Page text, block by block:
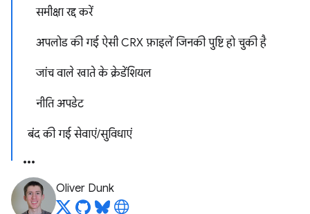
समीक्षा रद्द करें
अपलोड की गई ऐसी CRX फ़ाइलें जिनकी पुष्टि हो चुकी है
जांच वाले खाते के क्रेडेंशियल
नीति अपडेट
बंद की गई सेवाएं/सुविधाएं
Oliver Dunk